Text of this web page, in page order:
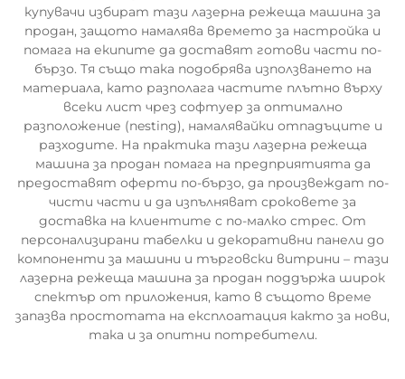
купувачи избират тази лазерна режеща машина за
продан, защото намалява времето за настройка и
помага на екипите да доставят готови части по-
бързо. Тя също така подобрява използването на
материала, като разполага частите плътно върху
всеки лист чрез софтуер за оптимално
разположение (nesting), намалявайки отпадъците и
разходите. На практика тази лазерна режеща
машина за продан помага на предприятията да
предоставят оферти по-бързо, да произвеждат по-
чисти части и да изпълняват сроковете за
доставка на клиентите с по-малко стрес. От
персонализирани табелки и декоративни панели до
компоненти за машини и търговски витрини – тази
лазерна режеща машина за продан поддържа широк
спектър от приложения, като в същото време
запазва простотата на експлоатация както за нови,
така и за опитни потребители.